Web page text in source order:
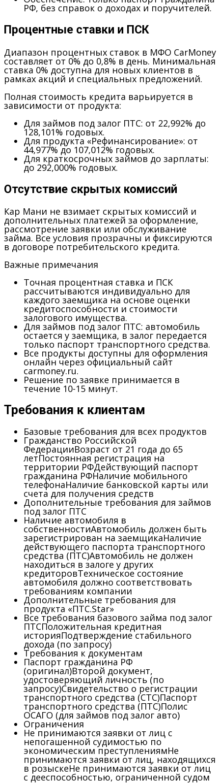
РФ, без справок о доходах и поручителей.
Процентные ставки и ПСК
Диапазон процентных ставок в МФО CarMoney
составляет от 0% до 0,8% в день. Минимальная
ставка 0% доступна для новых клиентов в
рамках акций и специальных предложений.
Полная стоимость кредита варьируется в
зависимости от продукта:
Для займов под залог ПТС: от 22,992% до
128,101% годовых.
Для продукта «Рефинансирование»: от
44,977% до 107,012% годовых.
Для краткосрочных займов до зарплаты:
до 292,000% годовых.
Отсутствие скрытых комиссий
Кар Мани не взимает скрытых комиссий и
дополнительных платежей за оформление,
рассмотрение заявки или обслуживание
займа. Все условия прозрачны и фиксируются
в договоре потребительского кредита.
Важные примечания
Точная процентная ставка и ПСК
рассчитываются индивидуально для
каждого заемщика на основе оценки
кредитоспособности и стоимости
залогового имущества.
Для займов под залог ПТС: автомобиль
остается у заемщика, в залог передается
только паспорт транспортного средства.
Все продукты доступны для оформления
онлайн через официальный сайт
carmoney.ru.
Решение по заявке принимается в
течение 10-15 минут.
Требования к клиентам
Базовые требования для всех продуктов
Гражданство Российской
ФедерацииВозраст от 21 года до 65
летПостоянная регистрация на
территории РФДействующий паспорт
гражданина РФНаличие мобильного
телефонаНаличие банковской карты или
счета для получения средств
Дополнительные требования для займов
под залог ПТС
Наличие автомобиля в
собственностиАвтомобиль должен быть
зарегистрирован на заемщикаНаличие
действующего паспорта транспортного
средства (ПТС)Автомобиль не должен
находиться в залоге у других
кредиторовТехническое состояние
автомобиля должно соответствовать
требованиям компании
Дополнительные требования для
продукта «ПТС.Star»
Все требования базового займа под залог
ПТСПоложительная кредитная
историяПодтверждение стабильного
дохода (по запросу)
Требования к документам
Паспорт гражданина РФ
(оригинал)Второй документ,
удостоверяющий личность (по
запросу)Свидетельство о регистрации
транспортного средства (СТС)Паспорт
транспортного средства (ПТС)Полис
ОСАГО (для займов под залог авто)
Ограничения
Не принимаются заявки от лиц с
непогашенной судимостью по
экономическим преступлениямНе
принимаются заявки от лиц, находящихся
в розыскеНе принимаются заявки от лиц
с дееспособностью, ограниченной судом